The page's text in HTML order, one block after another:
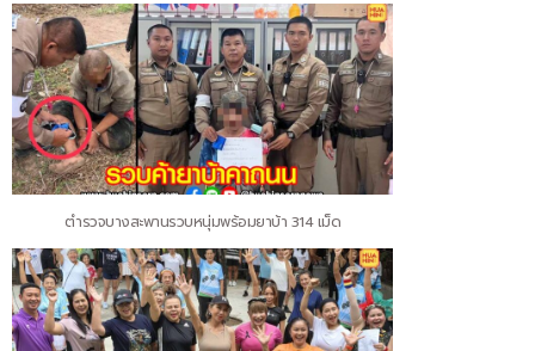
ตำรวจบางสะพานรวบหนุ่มพร้อมยาบ้า 314 เม็ด